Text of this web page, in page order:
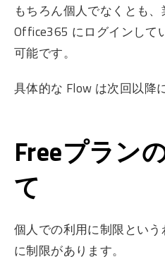
もちろん個人でなくとも
Office365 にログインして
可能です。
具体的な Flow は次回以降
Freeプラン
て
個人での利用に制限とい
に制限があります。